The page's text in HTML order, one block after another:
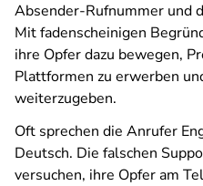
Absender-Rufnummer und
Mit fadenscheinigen
ihre Opfer dazu bewegen,
Plattformen zu erwerben
weiterzugeben.
Oft sprechen die Anrufer
Deutsch. Die falschen
versuchen, ihre Opfer am